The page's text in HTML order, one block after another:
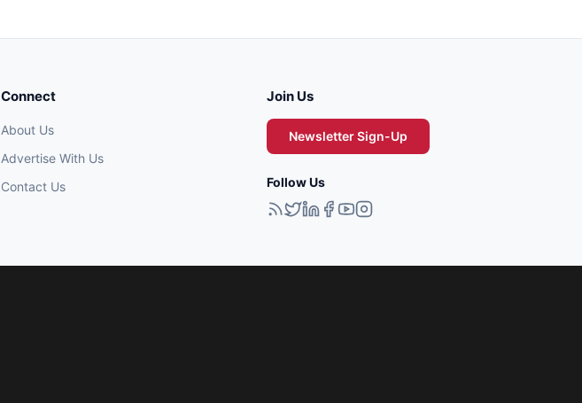
Connect
About Us
Advertise With Us
Contact Us
Join Us
Newsletter Sign-Up
Follow Us